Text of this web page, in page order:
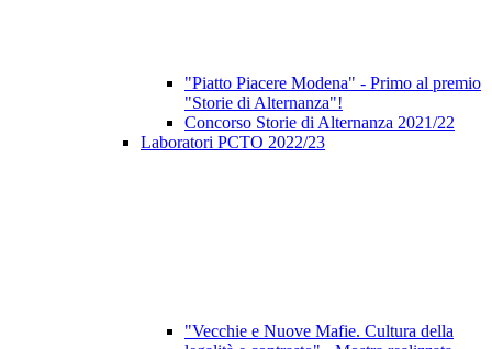
"Piatto Piacere Modena" - Primo al premio
"Storie di Alternanza"!
Concorso Storie di Alternanza 2021/22
Laboratori PCTO 2022/23
"Vecchie e Nuove Mafie. Cultura della